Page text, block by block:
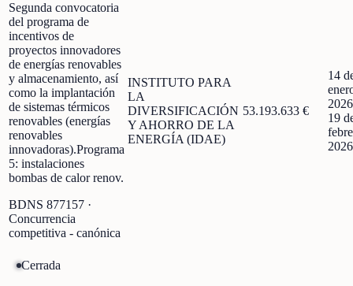
Segunda convocatoria
del programa de
incentivos de
proyectos innovadores
de energías renovables
y almacenamiento, así
como la implantación
de sistemas térmicos
renovables (energías
renovables
innovadoras).Programa
5: instalaciones
bombas de calor renov.
BDNS 877157 ·
Concurrencia
competitiva - canónica
INSTITUTO PARA
LA
DIVERSIFICACIÓN
Y AHORRO DE LA
ENERGÍA (IDAE)
53.193.633 €
14
2026
19
2026
Cerrada